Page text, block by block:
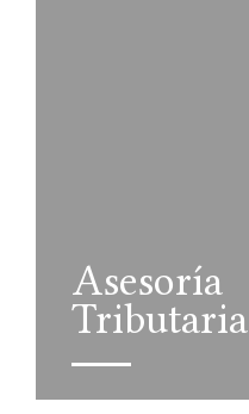
Asesoría
Tributaria